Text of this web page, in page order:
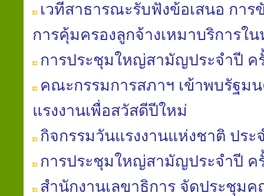
เวทีสาธารณะรับฟังข้อเสนอ การ
การคุ้มครองลูกจ้างเหมาบริการใ
การประชุมใหญ่สามัญประจำปี ค
คณะกรรมการสภาฯ เข้าพบรัฐมน
แรงงานเพื่อสวัสดีปีใหม่
กิจกรรมวันแรงงานแห่งชาติ ประ
การประชุมใหญ่สามัญประจำปี ค
สำนักงานเลขาธิการ จัดประชุม